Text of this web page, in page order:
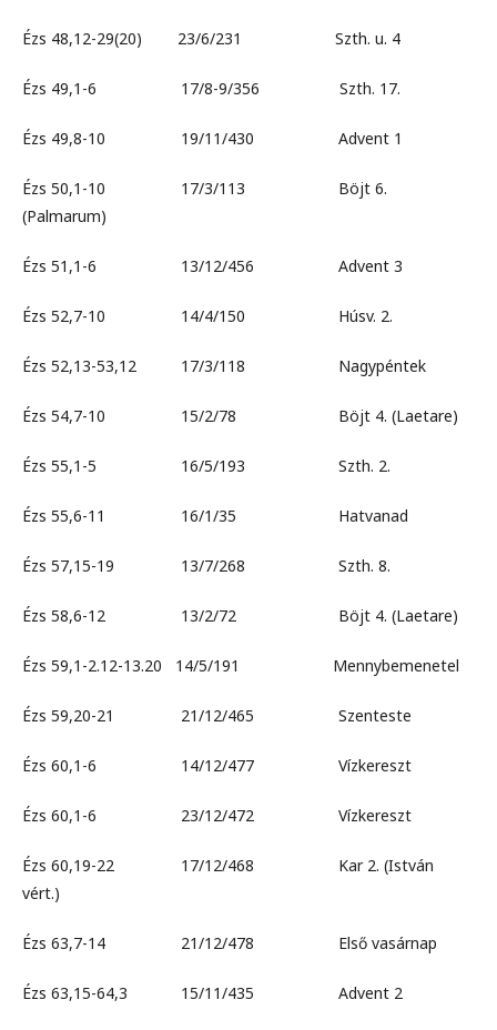
Ézs 48,12-29(20) 23/6/231 Szth. u. 4
Ézs 49,1-6 17/8-9/356 Szth. 17.
Ézs 49,8-10 19/11/430 Advent 1
Ézs 50,1-10 17/3/113 Böjt 6.
(Palmarum)
Ézs 51,1-6 13/12/456 Advent 3
Ézs 52,7-10 14/4/150 Húsv. 2.
Ézs 52,13-53,12 17/3/118 Nagypéntek
Ézs 54,7-10 15/2/78 Böjt 4. (Laetare)
Ézs 55,1-5 16/5/193 Szth. 2.
Ézs 55,6-11 16/1/35 Hatvanad
Ézs 57,15-19 13/7/268 Szth. 8.
Ézs 58,6-12 13/2/72 Böjt 4. (Laetare)
Ézs 59,1-2.12-13.20 14/5/191 Mennybemenetel
Ézs 59,20-21 21/12/465 Szenteste
Ézs 60,1-6 14/12/477 Vízkereszt
Ézs 60,1-6 23/12/472 Vízkereszt
Ézs 60,19-22 17/12/468 Kar 2. (István
vért.)
Ézs 63,7-14 21/12/478 Első vasárnap
Ézs 63,15-64,3 15/11/435 Advent 2